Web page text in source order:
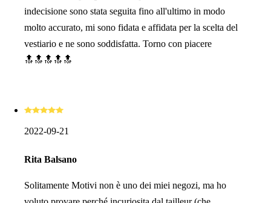
indecisione sono stata seguita fino all'ultimo in modo
molto accurato, mi sono fidata e affidata per la scelta del
vestiario e ne sono soddisfatta. Torno con piacere
🔝🔝🔝🔝🔝
2022-09-21
Rita Balsano
Solitamente Motivi non è uno dei miei negozi, ma ho